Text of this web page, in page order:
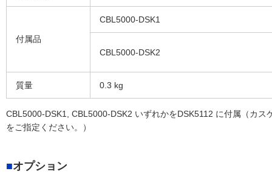
付属品
CBL5000-DSK1
CBL5000-DSK2
質量 0.3 kg
CBL5000-DSK1, CBL5000-DSK2 いずれかをDSK5112 に付属（カ
をご指定ください。）
オプション